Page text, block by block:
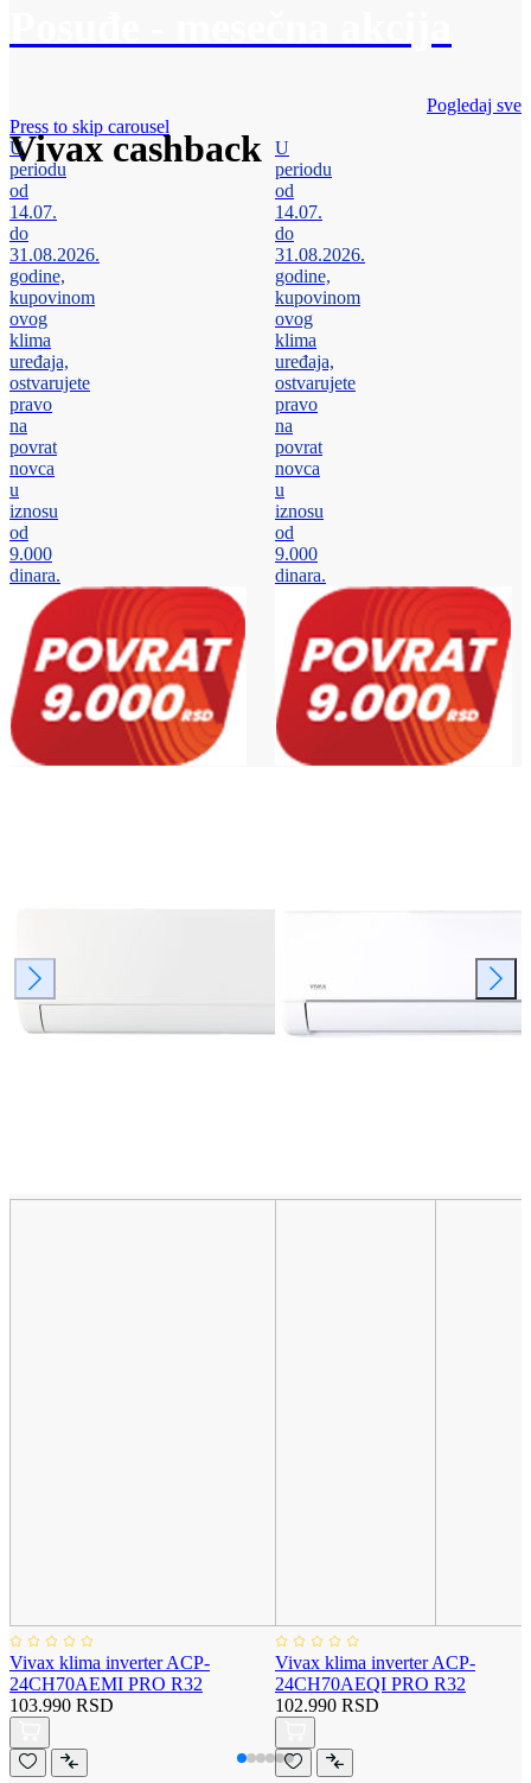
Vivax cashback
Pogledaj sve
Press to skip carousel
U
periodu
od
14.07.
do
31.08.2026.
godine,
kupovinom
ovog
klima
uređaja,
ostvarujete
pravo
na
povrat
novca
u
iznosu
od
9.000
dinara.
Vivax klima inverter ACP-
24CH70AEMI PRO R32
103.990 RSD
U
periodu
od
14.07.
do
31.08.2026.
godine,
kupovinom
ovog
klima
uređaja,
ostvarujete
pravo
na
povrat
novca
u
iznosu
od
9.000
dinara.
Vivax klima inverter ACP-
24CH70AEQI PRO R32
102.990 RSD